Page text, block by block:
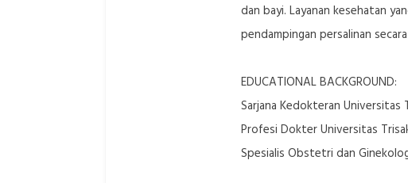
dan bayi. Layanan kesehatan
pendampingan persalinan
EDUCATIONAL BACKGROUND:
Sarjana Kedokteran Universitas
Profesi Dokter Universitas
Spesialis Obstetri dan